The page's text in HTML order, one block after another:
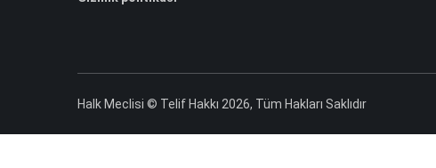
Halk Meclisi © Telif Hakkı 2026, Tüm Hakları Saklıdır